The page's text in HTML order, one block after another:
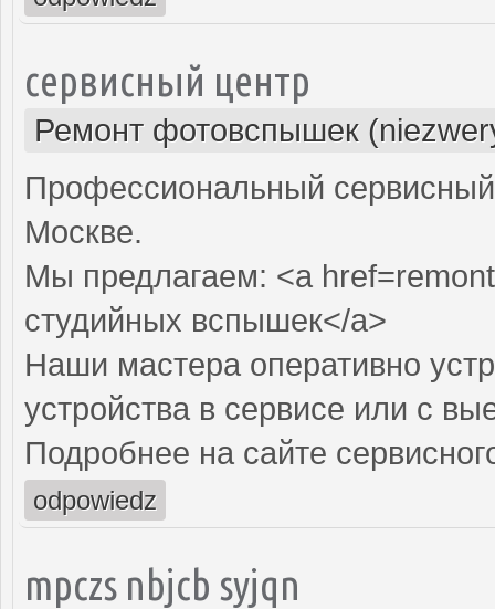
сервисный центр
Ремонт фотовспышек
Профессиональный
Москве.
Мы предлагаем: <a
студийных вспышек</a>
Наши мастера оперативно
устройства в сервисе или с
Подробнее на сайте
odpowiedz
mpczs nbjcb syjqn